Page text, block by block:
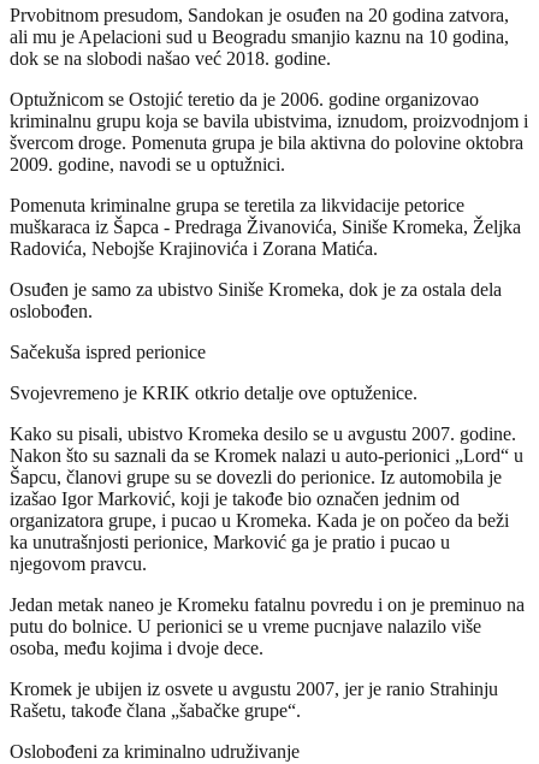
Prvobitnom presudom, Sandokan je osuđen na 20 godina zatvora,
ali mu je Apelacioni sud u Beogradu smanjio kaznu na 10 godina,
dok se na slobodi našao već 2018. godine.
Optužnicom se Ostojić teretio da je 2006. godine organizovao
kriminalnu grupu koja se bavila ubistvima, iznudom, proizvodnjom i
švercom droge. Pomenuta grupa je bila aktivna do polovine oktobra
2009. godine, navodi se u optužnici.
Pomenuta kriminalne grupa se teretila za likvidacije petorice
muškaraca iz Šapca - Predraga Živanovića, Siniše Kromeka, Željka
Radovića, Nebojše Krajinovića i Zorana Matića.
Osuđen je samo za ubistvo Siniše Kromeka, dok je za ostala dela
oslobođen.
Sačekuša ispred perionice
Svojevremeno je KRIK otkrio detalje ove optuženice.
Kako su pisali, ubistvo Kromeka desilo se u avgustu 2007. godine.
Nakon što su saznali da se Kromek nalazi u auto-perionici „Lord“ u
Šapcu, članovi grupe su se dovezli do perionice. Iz automobila je
izašao Igor Marković, koji je takođe bio označen jednim od
organizatora grupe, i pucao u Kromeka. Kada je on počeo da beži
ka unutrašnjosti perionice, Marković ga je pratio i pucao u
njegovom pravcu.
Jedan metak naneo je Kromeku fatalnu povredu i on je preminuo na
putu do bolnice. U perionici se u vreme pucnjave nalazilo više
osoba, među kojima i dvoje dece.
Kromek je ubijen iz osvete u avgustu 2007, jer je ranio Strahinju
Rašetu, takođe člana „šabačke grupe“.
Oslobođeni za kriminalno udruživanje